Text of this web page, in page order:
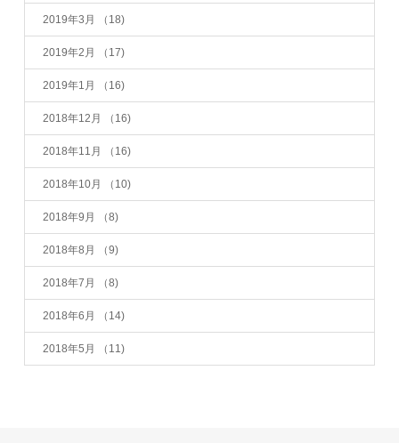
2019年3月 （18)
2019年2月 （17)
2019年1月 （16)
2018年12月 （16)
2018年11月 （16)
2018年10月 （10)
2018年9月 （8)
2018年8月 （9)
2018年7月 （8)
2018年6月 （14)
2018年5月 （11)